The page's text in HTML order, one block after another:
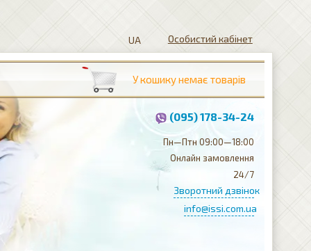
Особистий кабінет
(095) 178-34-24
Пн—Птн 09:00—18:00
Онлайн замовлення
24/7
Зворотний дзвінок
info@issi.com.ua